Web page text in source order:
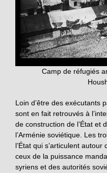
Camp de réfugiés
Loin d’être des exécutants
sont en fait retrouvés à
de construction de l’État et
l’Arménie soviétique. Les
l’État qui s’articulent
ceux de la puissance
syriens et des autorités